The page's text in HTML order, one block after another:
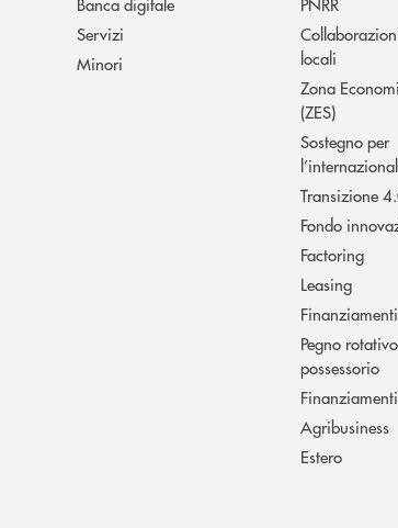
Servizi
Minori
locali
Zona
(ZES)
Sostegno per
Transizione
Fondo
Factoring
Leasing
Pegno
possessorio
Agribusiness
Estero